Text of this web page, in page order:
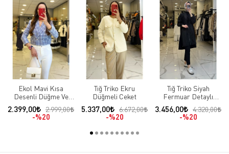
Ekol Mavi Kısa
Desenli Düğme Ve
Cep Detaylı Blazer
Ceket
2.399,00
2.999,00
%20
Tığ Triko Ekru
Düğmeli Ceket
5.337,00
6.672,00
%20
Tığ Triko Siyah
Fermuar Detaylı
Çıtçıtlı Ceket
3.456,00
4.320,00
%20